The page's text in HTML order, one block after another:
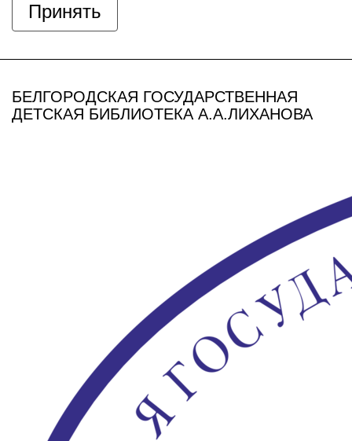
Принять
БЕЛГОРОДСКАЯ ГОСУДАРСТВЕННАЯ
ДЕТСКАЯ БИБЛИОТЕКА А.А.ЛИХАНОВА